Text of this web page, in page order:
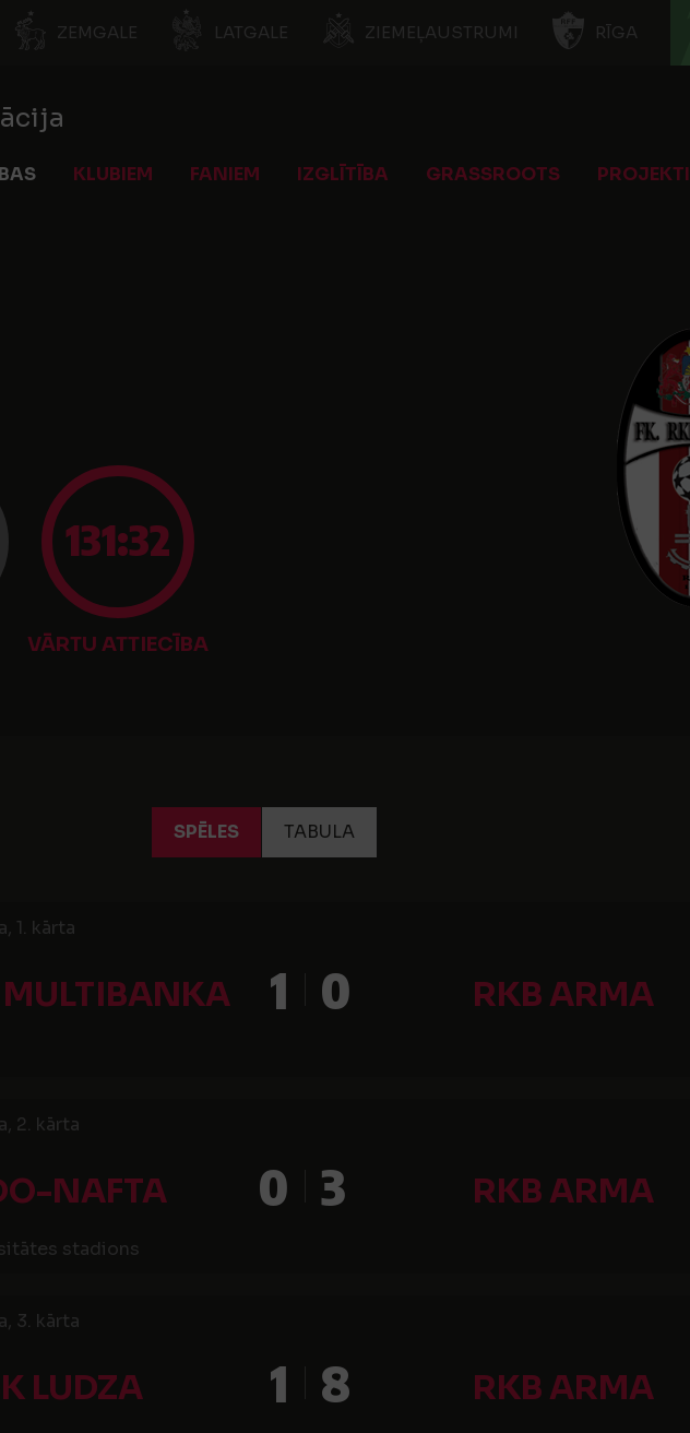
ZEMGALE LATGALE ZIEMEĻAUSTRUMI RĪGA
KLUBIEM FANIEM IZGLĪTĪBA GRASSROOTS PROJEKTI
131:32
VĀRTU ATTIECĪBA
SPĒLES TABULA
1. kārta
MULTIBANKA 1 RKB ARMA
0
2. kārta
NAFTA 0 RKB ARMA
3
stadions
3. kārta
LUDZA 1 RKB ARMA
8